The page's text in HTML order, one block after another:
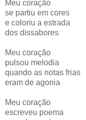
Meu coração
se partiu em cores
e coloriu a estrada
dos dissabores
Meu coração
pulsou melodia
quando as notas frias
eram de agonia
Meu coração
escreveu poema